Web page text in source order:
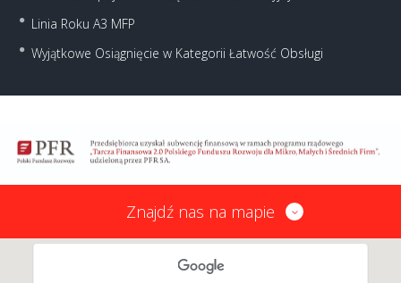
Linia Roku A3 MFP
Wyjątkowe Osiągnięcie w Kategorii Łatwość Obsługi
Znajdź nas na mapie